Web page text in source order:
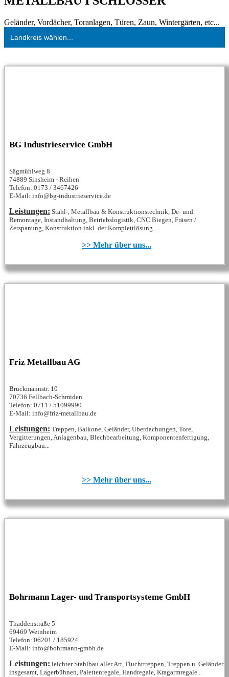
Geländer, Vordächer, Toranlagen, Türen, Zaun, Wintergärten, etc...
Landkreis wählen...
BG Industrieservice GmbH
Sägmühlweg 8
74889 Sinsheim - Reihen
Telefon: 0173 / 3467426
E-Mail: info@bg-industrieservice.de
Leistungen: Stahl-, Metallbau & Konstruktionstechnik, De- und
Remontage, Instandhaltung, Betriebslogistik, CNC Biegen, Fräsen /
Zerspanung, Konstruktion inkl. der Komplettlösung...
>> Mehr über uns...
Friz Metallbau AG
Bruckmannstr. 10
70736 Fellbach-Schmiden
Telefon: 0711 / 51099990
E-Mail: info@friz-metallbau.de
Leistungen: Treppen, Balkone, Geländer, Überdachungen, Tore,
Vergitterungen, Anlagenbau, Blechbearbeitung, Komponentenfertigung,
Fahrzeugbau...
>> Mehr über uns...
Bohrmann Lager- und Transportsysteme GmbH
Thaddenstraße 5
69469 Weinheim
Telefon: 06201 / 185924
E-Mail: info@bohrmann-gmbh.de
Leistungen: leichter Stahlbau aller Art, Fluchttreppen, Treppen u. Geländer
insgesamt, Lagerbühnen, Palettenregale, Handregale, Kragarmregale...